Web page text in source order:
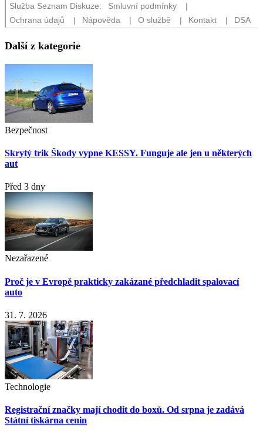
Další z kategorie
Bezpečnost
Skrytý trik Škody vypne KESSY. Funguje ale jen u některých
aut
Před 3 dny
Nezařazené
Proč je v Evropě prakticky zakázané předchladit spalovací
auto
31. 7. 2026
Technologie
Registrační značky mají chodit do boxů. Od srpna je zadává
Státní tiskárna cenin